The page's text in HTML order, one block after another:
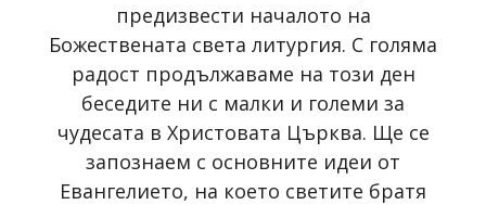
предизвести началото на
Божествената света литургия. С голяма
радост продължаваме на този ден
беседите ни с малки и големи за
чудесата в Христовата Църква. Ще се
запознаем с основните идеи от
Евангелието, на което светите братя